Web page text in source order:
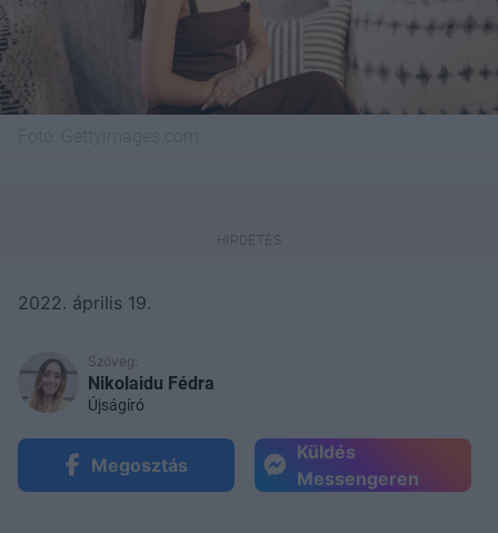
2022. április 19.
Szöveg:
Nikolaidu Fédra
Újságíró
Megosztás
Küldés
Messengeren